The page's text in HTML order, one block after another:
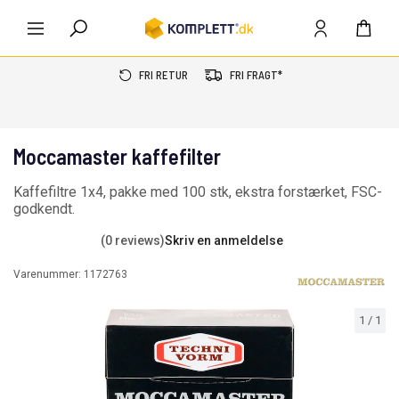
FRI RETUR FRI FRAGT*
1 / 1
Moccamaster kaffefilter
Kaffefiltre 1x4, pakke med 100 stk, ekstra forstærket, FSC-
godkendt.
(0 reviews)Skriv en anmeldelse
Varenummer: 1172763